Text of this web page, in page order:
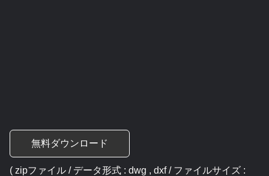
無料ダウンロード
( zipファイル / データ形式 : dwg , dxf / ファイルサイズ :